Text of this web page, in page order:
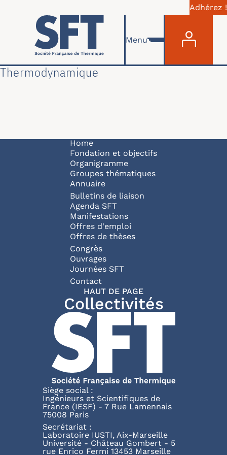
Skip to main content
Adhérez !
Menu
Thermodynamique
Navigation principale
Home
Fondation et objectifs
Organigramme
Groupes thématiques
Annuaire
Bulletins de liaison
Agenda SFT
Manifestations
Offres d'emploi
Offres de thèses
Congrès
Ouvrages
Journées SFT
Pied de page
Contact
HAUT DE PAGE
Collectivités
Siège social :
Ingénieurs et Scientifiques de
France (IESF) - 7 Rue Lamennais
75008 Paris
Secrétariat :
Laboratoire IUSTI, Aix-Marseille
Université - Château Gombert - 5
rue Enrico Fermi 13453 Marseille